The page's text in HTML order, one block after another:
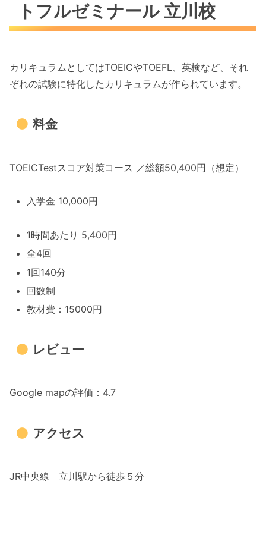
料金
レビュー
シェーン英会話 立川校
料金
料金
アクセス
ロゼッタストーン・ラーニングセンター 立川校
町田・オンラインでTOEIC満点講師によるレッ
TOEICコース・町田教室
コーチングコースはこんな方におすす
英語学習者が集まるコミュニティを運営してい
トフルゼミナール 立川校
カリキュラムとしてはTOEICやTOEFL、英検など、それ
ぞれの試験に特化したカリキュラムが作られています。
料金
TOEICTestスコア対策コース ／総額50,400円（想定）
入学金 10,000円
1時間あたり 5,400円
全4回
1回140分
回数制
教材費：15000円
レビュー
Google mapの評価：4.7
アクセス
JR中央線 立川駅から徒歩５分